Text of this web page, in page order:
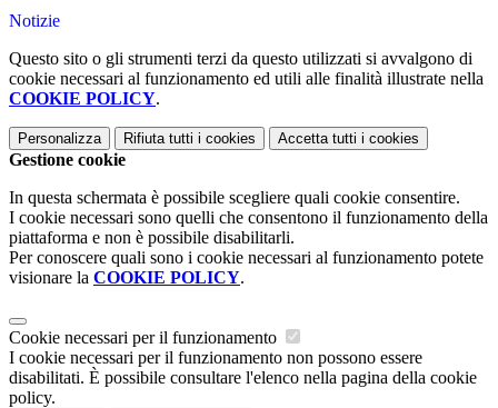
Notizie
Questo sito o gli strumenti terzi da questo utilizzati si avvalgono di
cookie necessari al funzionamento ed utili alle finalità illustrate nella
COOKIE POLICY.
Personalizza Rifiuta tutti i cookies Accetta tutti i cookies
Gestione cookie
In questa schermata è possibile scegliere quali cookie consentire.
I cookie necessari sono quelli che consentono il funzionamento della
piattaforma e non è possibile disabilitarli.
Per conoscere quali sono i cookie necessari al funzionamento potete
visionare la COOKIE POLICY.
Cookie necessari per il funzionamento
I cookie necessari per il funzionamento non possono essere
disabilitati. È possibile consultare l'elenco nella pagina della cookie
policy.